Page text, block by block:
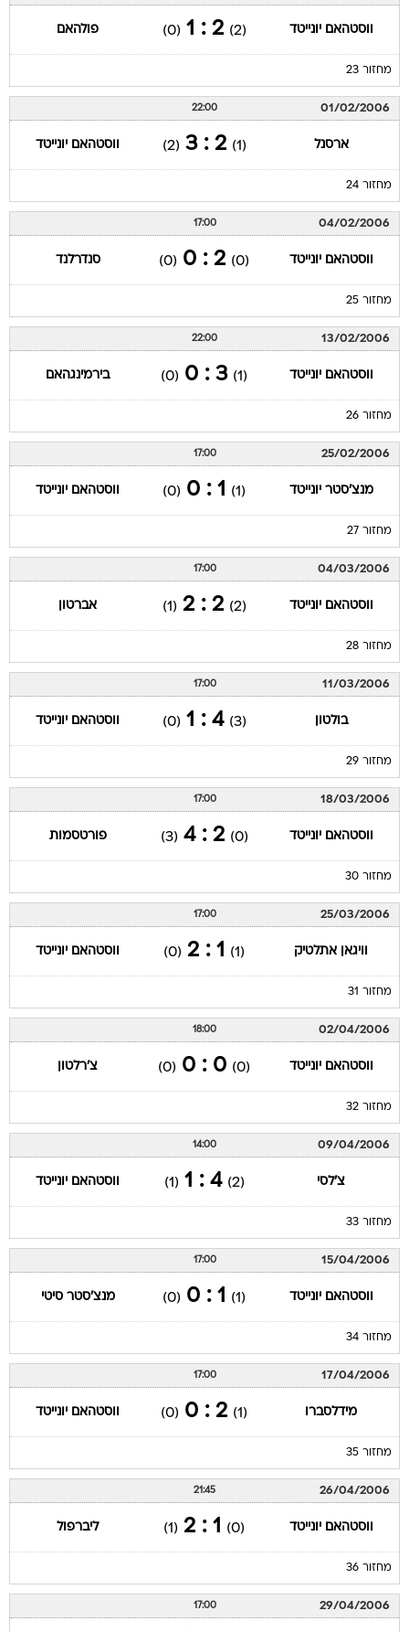
ווסטהאם יונייטד (2)
2 : 1
(0) פולהאם
מחזור 23
01/02/2006
22:00
ארסנל (1)
2 : 3
(2) ווסטהאם יונייטד
מחזור 24
04/02/2006
17:00
ווסטהאם יונייטד (0)
2 : 0
(0) סנדרלנד
מחזור 25
13/02/2006
22:00
ווסטהאם יונייטד (1)
3 : 0
(0) בירמינגהאם
מחזור 26
25/02/2006
17:00
מנצ'סטר יונייטד (1)
1 : 0
(0) ווסטהאם יונייטד
מחזור 27
04/03/2006
17:00
ווסטהאם יונייטד (2)
2 : 2
(1) אברטון
מחזור 28
11/03/2006
17:00
בולטון (3)
4 : 1
(0) ווסטהאם יונייטד
מחזור 29
18/03/2006
17:00
ווסטהאם יונייטד (0)
2 : 4
(3) פורטסמות
מחזור 30
25/03/2006
17:00
וויגאן אתלטיק (1)
1 : 2
(0) ווסטהאם יונייטד
מחזור 31
02/04/2006
18:00
ווסטהאם יונייטד (0)
0 : 0
(0) צ'רלטון
מחזור 32
09/04/2006
14:00
צ'לסי (2)
4 : 1
(1) ווסטהאם יונייטד
מחזור 33
15/04/2006
17:00
ווסטהאם יונייטד (1)
1 : 0
(0) מנצ'סטר סיטי
מחזור 34
17/04/2006
17:00
מידלסברו (1)
2 : 0
(0) ווסטהאם יונייטד
מחזור 35
26/04/2006
21:45
ווסטהאם יונייטד (0)
1 : 2
(1) ליברפול
מחזור 36
29/04/2006
17:00